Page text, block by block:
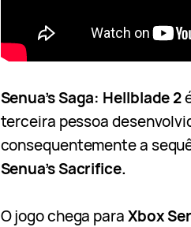
Senua’s Saga: Hellblade 2
terceira pessoa
consequentemente a
Senua’s Sacrifice.
O jogo chega paraXbox